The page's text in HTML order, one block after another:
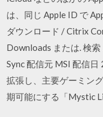
は、同じ Apple ID で
ダウンロード / Citrix
Downloads または. 検
Sync 配信元 MSI 配信
拡張し、主要ゲーミン
期可能にする「Mystic